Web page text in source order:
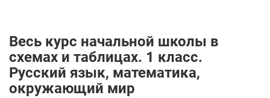
Весь курс начальной школы в
схемах и таблицах. 1 класс.
Русский язык, математика,
окружающий мир